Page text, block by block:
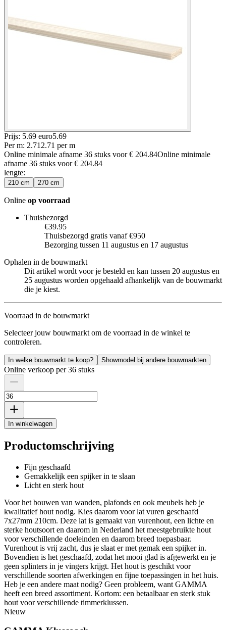
Prijs: 5.69 euro5.69
Per m: 2.71 2.71 per m
Online minimale afname 36 stuks voor€ 204.84Online minimale
afname 36 stuks voor€ 204.84
lengte:
210 cm 270 cm
Online op voorraad
Thuisbezorgd
€39.95
Thuisbezorgd gratis vanaf €950
Bezorging tussen 11 augustus en 17 augustus
Ophalen in de bouwmarkt
Dit artikel wordt voor je besteld en kan tussen 20 augustus en
25 augustus worden opgehaald afhankelijk van de bouwmarkt
die je kiest.
Voorraad in de bouwmarkt
Selecteer jouw bouwmarkt om de voorraad in de winkel te
controleren.
In welke bouwmarkt te koop? Showmodel bij andere bouwmarkten
Online verkoop per 36 stuks
In winkelwagen
Productomschrijving
Fijn geschaafd
Gemakkelijk een spijker in te slaan
Licht en sterk hout
Voor het bouwen van wanden, plafonds en ook meubels heb je
kwalitatief hout nodig. Kies daarom voor lat vuren geschaafd
7x27mm 210cm. Deze lat is gemaakt van vurenhout, een lichte en
sterke houtsoort en daarom in Nederland het meestgebruikte hout
voor verschillende doeleinden en daarom breed toepasbaar.
Vurenhout is vrij zacht, dus je slaat er met gemak een spijker in.
Bovendien is het geschaafd, zodat het mooi glad is afgewerkt en je
geen splinters in je vingers krijgt. Het hout is geschikt voor
verschillende soorten afwerkingen en fijne toepassingen in het huis.
Heb je een andere maat nodig? Geen probleem, want GAMMA
heeft een breed assortiment. Kortom: een betaalbaar en sterk stuk
hout voor verschillende timmerklussen.
Nieuw